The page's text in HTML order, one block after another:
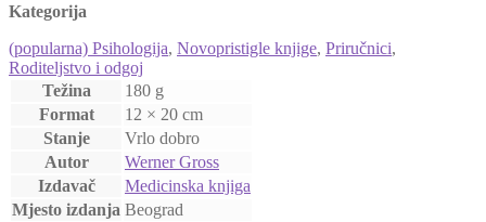
Kategorija
(popularna) Psihologija, Novopristigle knjige, Priručnici,
Roditeljstvo i odgoj
Težina
180 g
Format
12 × 20 cm
Stanje
Vrlo dobro
Autor
Werner Gross
Izdavač
Medicinska knjiga
Mjesto izdanja Beograd